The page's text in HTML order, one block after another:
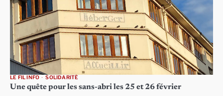
LE FIL INFO SOLIDARITÉ
Une quête pour les sans-abri les 25 et 26 février